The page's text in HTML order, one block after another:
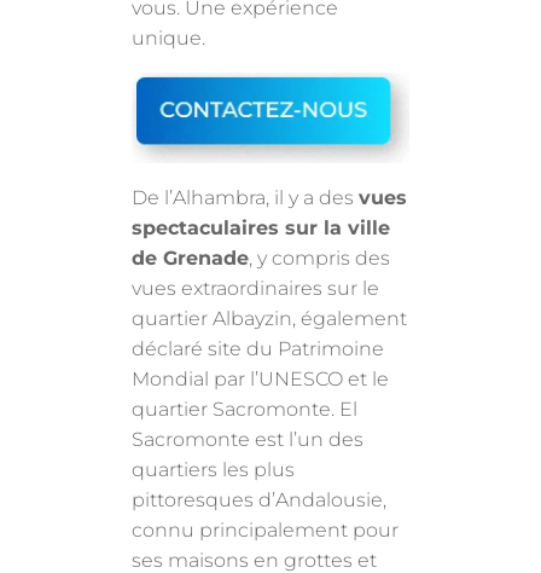
vous. Une expérience
unique.
De l’Alhambra, il y a desvues
spectaculaires sur la ville
de Grenade, y compris des
vues extraordinaires sur le
quartier Albayzin, également
déclaré site du Patrimoine
Mondial par l’UNESCO et le
quartier Sacromonte. El
Sacromonte est l’un des
quartiers les plus
pittoresques d’Andalousie,
connu principalement pour
ses maisons en grottes et